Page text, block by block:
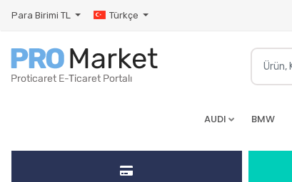
Para Birimi TL Türkçe
AUDI BMW